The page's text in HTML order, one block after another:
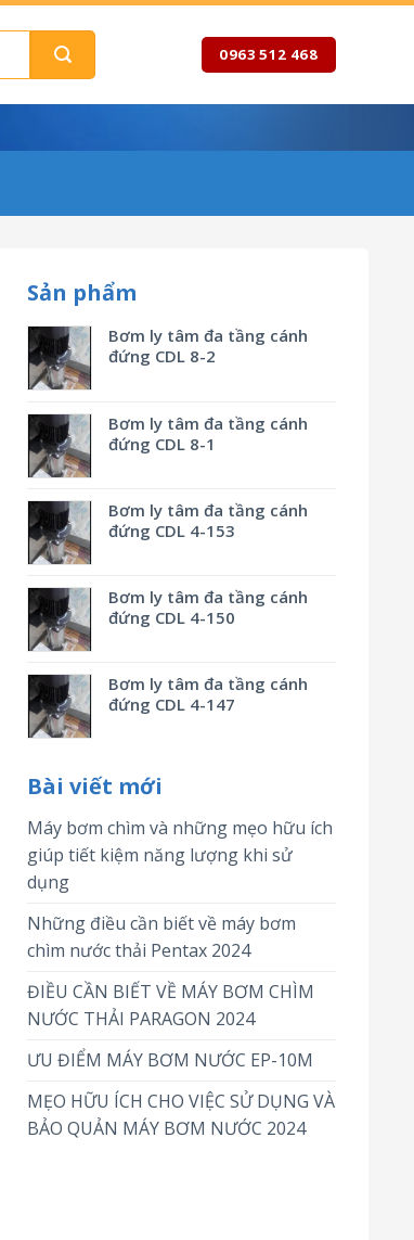
0963 512 468
Sản phẩm
Bơm ly tâm đa tầng cánh
đứng CDL 8-2
Bơm ly tâm đa tầng cánh
đứng CDL 8-1
Bơm ly tâm đa tầng cánh
đứng CDL 4-153
Bơm ly tâm đa tầng cánh
đứng CDL 4-150
Bơm ly tâm đa tầng cánh
đứng CDL 4-147
Bài viết mới
Máy bơm chìm và những mẹo hữu ích
giúp tiết kiệm năng lượng khi sử
dụng
Những điều cần biết về máy bơm
chìm nước thải Pentax 2024
ĐIỀU CẦN BIẾT VỀ MÁY BƠM CHÌM
NƯỚC THẢI PARAGON 2024
ƯU ĐIỂM MÁY BƠM NƯỚC EP-10M
MẸO HỮU ÍCH CHO VIỆC SỬ DỤNG VÀ
BẢO QUẢN MÁY BƠM NƯỚC 2024